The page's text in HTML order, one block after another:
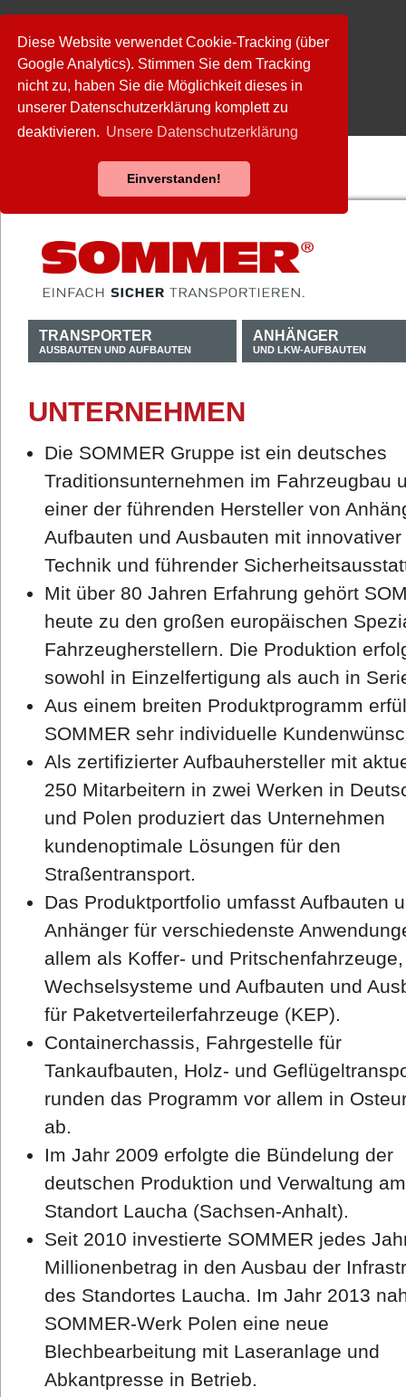
Diese Website verwendet Cookie-Tracking (über
Google Analytics). Stimmen Sie dem Tracking
nicht zu, haben Sie die Möglichkeit dieses in
unserer Datenschutzerklärung komplett zu
deaktivieren. Unsere Datenschutzerklärung
Einverstanden!
TRANSPORTER
AUSBAUTEN UND AUFBAUTEN
ANHÄNGER
UND LKW-AUFBAUTEN
UNTERNEHMEN
Die SOMMER Gruppe ist ein deutsches
Traditionsunternehmen im Fahrzeugbau
einer der führenden Hersteller von
Aufbauten und Ausbauten mit innovativer
Technik und führender
Mit über 80 Jahren Erfahrung gehört
heute zu den großen europäischen
Fahrzeugherstellern. Die Produktion
sowohl in Einzelfertigung als auch in
Aus einem breiten Produktprogramm
SOMMER sehr individuelle
Als zertifizierter Aufbauhersteller mit
250 Mitarbeitern in zwei Werken in
und Polen produziert das Unternehmen
kundenoptimale Lösungen für den
Straßentransport.
Das Produktportfolio umfasst Aufbauten
Anhänger für verschiedenste
allem als Koffer- und
Wechselsysteme und Aufbauten und
für Paketverteilerfahrzeuge (KEP).
Containerchassis, Fahrgestelle für
Tankaufbauten, Holz- und
runden das Programm vor allem in
ab.
Im Jahr 2009 erfolgte die Bündelung der
deutschen Produktion und Verwaltung am
Standort Laucha (Sachsen-Anhalt).
Seit 2010 investierte SOMMER jedes
Millionenbetrag in den Ausbau der
des Standortes Laucha. Im Jahr 2013
SOMMER-Werk Polen eine neue
Blechbearbeitung mit Laseranlage und
Abkantpresse in Betrieb.